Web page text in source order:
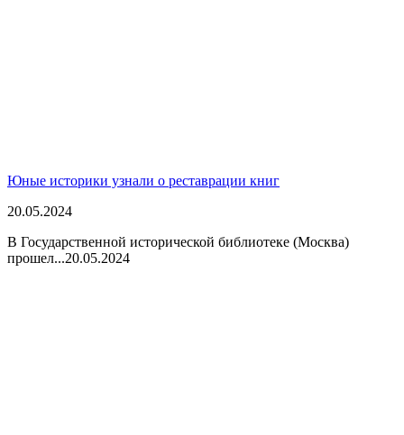
Юные историки узнали о реставрации книг
20.05.2024
В Государственной исторической библиотеке (Москва)
прошел...20.05.2024